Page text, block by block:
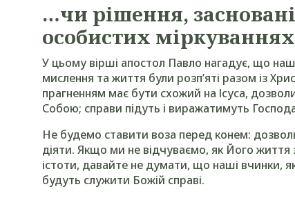
…чи рішення,
особистих
У цьому вірші апостол Павло нагадує, що
мислення та життя були розп’яті разом із
прагненням має бути схожий на Ісуса,
Собою; справи підуть і виражатимуть
Не будемо ставити воза перед конем:
діяти. Якщо ми не відчуваємо, як Його
істоти, давайте не думати, що наші вчинки,
будуть служити Божій справі.